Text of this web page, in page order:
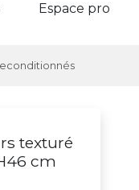
Espace pro
texturé
cm